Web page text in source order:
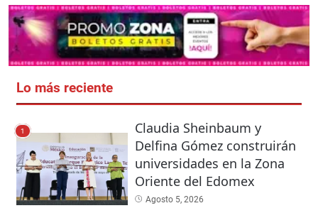
Lo más reciente
1
Claudia Sheinbaum y
Delfina Gómez construirán
universidades en la Zona
Oriente del Edomex
Agosto 5, 2026